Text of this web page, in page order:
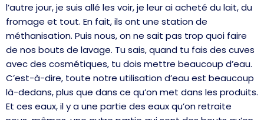
l’autre jour, je suis allé les voir, je leur ai acheté du lait, du
fromage et tout. En fait, ils ont une station de
méthanisation. Puis nous, on ne sait pas trop quoi faire
de nos bouts de lavage. Tu sais, quand tu fais des cuves
avec des cosmétiques, tu dois mettre beaucoup d’eau.
C’est-à-dire, toute notre utilisation d’eau est beaucoup
là-dedans, plus que dans ce qu’on met dans les produits.
Et ces eaux, il y a une partie des eaux qu’on retraite